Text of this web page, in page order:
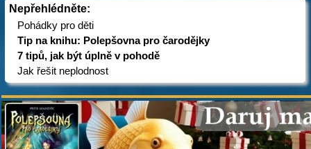
Nepřehlédněte:
Pohádky pro děti
Tip na knihu: Polepšovna pro čarodějky
7 tipů, jak být úplně v pohodě
Jak řešit neplodnost